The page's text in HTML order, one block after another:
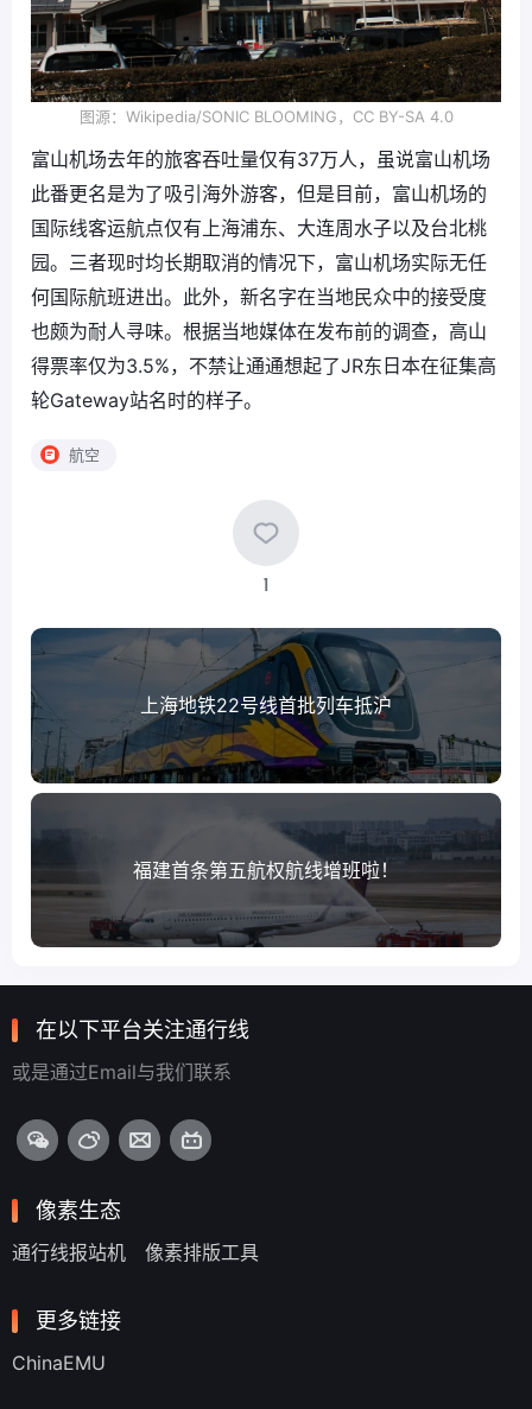
图源：Wikipedia/SONIC BLOOMING，CC BY-SA 4.0
富山机场去年的旅客吞吐量仅有37万人，虽说富山机场
此番更名是为了吸引海外游客，但是目前，富山机场的
国际线客运航点仅有上海浦东、大连周水子以及台北桃
园。三者现时均长期取消的情况下，富山机场实际无任
何国际航班进出。此外，新名字在当地民众中的接受度
也颇为耐人寻味。根据当地媒体在发布前的调查，高山
得票率仅为3.5%，不禁让通通想起了JR东日本在征集高
轮Gateway站名时的样子。
航空
1
上海地铁22号线首批列车抵沪
福建首条第五航权航线增班啦！
在以下平台关注通行线
或是通过Email与我们联系
像素生态
通行线报站机 像素排版工具
更多链接
ChinaEMU